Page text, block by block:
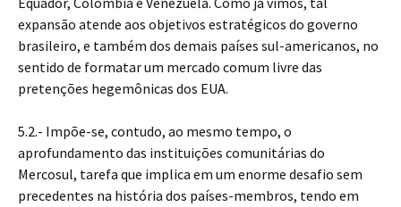
expansão atende aos objetivos estratégicos do governo
brasileiro, e também dos demais países sul-americanos, no
sentido de formatar um mercado comum livre das
pretenções hegemônicas dos EUA.
5.2.- Impõe-se, contudo, ao mesmo tempo, o
aprofundamento das instituições comunitárias do
Mercosul, tarefa que implica em um enorme desafio sem
precedentes na história dos países-membros, tendo em